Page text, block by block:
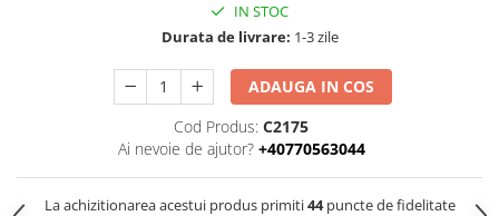
IN STOC
Durata de livrare: 1-3 zile
ADAUGA IN COS
Cod Produs: C2175
Ai nevoie de ajutor? +40770563044
La achizitionarea acestui produs primiti44puncte de fidelitate